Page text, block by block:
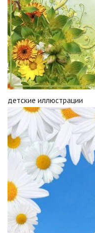
детские иллюстрации